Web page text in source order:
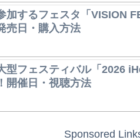
加するフェスタ「VISION
売日・購入方法
型フェスティバル「2026
開催日・視聴方法
Sponsored